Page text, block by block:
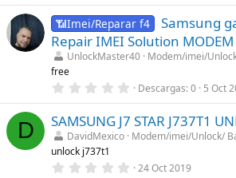
l
l
a
(
s
)
0
0
e
s
t
l
(
s
)
📶Imei/Reparar f4
Samsung
Repair IMEI Solution MODEM
UnlockMaster40 Modem/imei/
free
0
0
0
e
s
r
Descargas 0 5 Oct
D SAMSUNG J7 STAR J737T1
DavidMexico Modem/imei/Unlock/
unlock j737t1
024 Oct 2019